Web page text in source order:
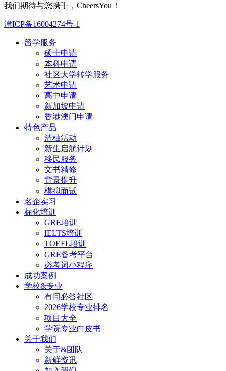
我们期待与您携手，CheersYou！
津ICP备16004274号-1
留学服务
硕士申请
本科申请
社区大学转学服务
艺术申请
高中申请
新加坡申请
香港澳门申请
特色产品
清柚活动
新生启航计划
移民服务
文书精修
背景提升
模拟面试
名企实习
标化培训
GRE培训
IELTS培训
TOEFL培训
GRE备考平台
必考词小程序
成功案例
学校&专业
有问必答社区
2026学校专业排名
项目大全
学院专业白皮书
关于我们
关于&团队
新鲜资讯